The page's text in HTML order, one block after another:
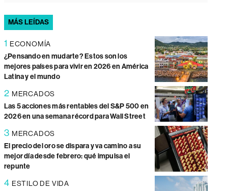
MÁS LEÍDAS
1 ECONOMÍA
¿Pensando en mudarte? Estos son los
mejores países para vivir en 2026 en América
Latina y el mundo
2 MERCADOS
Las 5 acciones más rentables del S&P 500 en
2026 en una semana récord para Wall Street
3 MERCADOS
El precio del oro se dispara y va camino a su
mejor día desde febrero: qué impulsa el
repunte
4 ESTILO DE VIDA